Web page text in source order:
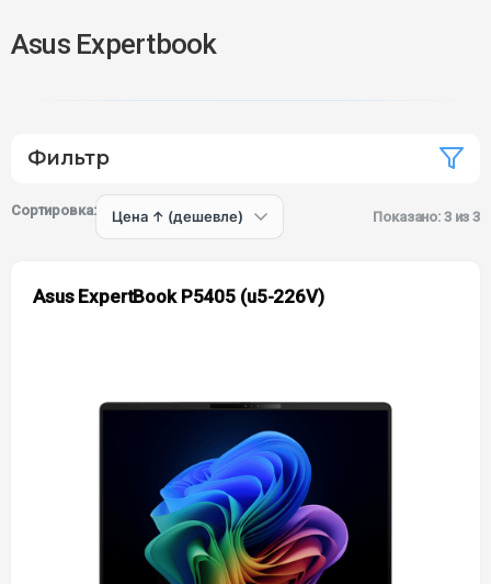
Asus Expertbook
Фильтр
Сортировка: Показано: 3 из 3
Asus ExpertBook P5405 (u5-226V)